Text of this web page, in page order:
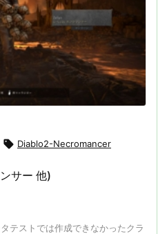
 Diablo2-Necromancer
サー 他)
テストでは作成できなかったクラ